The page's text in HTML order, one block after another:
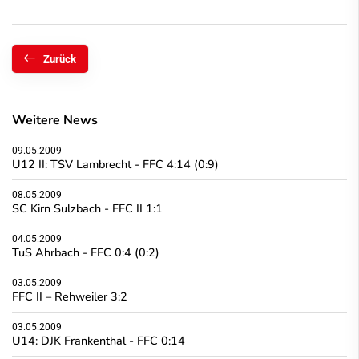
Zurück
Weitere News
09.05.2009
U12 II: TSV Lambrecht - FFC 4:14 (0:9)
08.05.2009
SC Kirn Sulzbach - FFC II 1:1
04.05.2009
TuS Ahrbach - FFC 0:4 (0:2)
03.05.2009
FFC II – Rehweiler 3:2
03.05.2009
U14: DJK Frankenthal - FFC 0:14